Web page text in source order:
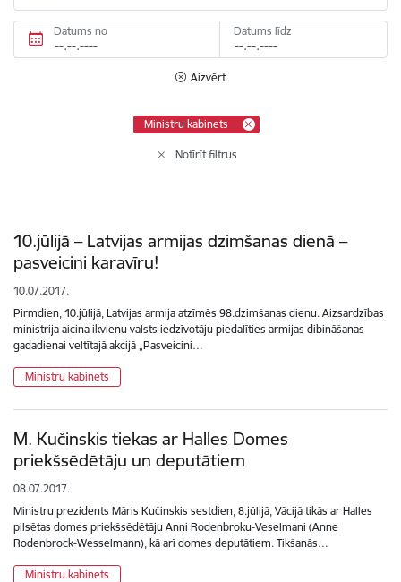
Datums no Datums līdz
Aizvērt
Ministru kabinets
Notīrīt filtrus
10.jūlijā – Latvijas armijas dzimšanas dienā –
pasveicini karavīru!
10.07.2017.
Pirmdien, 10.jūlijā, Latvijas armija atzīmēs 98.dzimšanas dienu. Aizsardzības
ministrija aicina ikvienu valsts iedzīvotāju piedalīties armijas dibināšanas
gadadienai veltītajā akcijā „Pasveicini…
Ministru kabinets
M. Kučinskis tiekas ar Halles Domes
priekšsēdētāju un deputātiem
08.07.2017.
Ministru prezidents Māris Kučinskis sestdien, 8.jūlijā, Vācijā tikās ar Halles
pilsētas domes priekšsēdētāju Anni Rodenbroku-Veselmani (Anne
Rodenbrock-Wesselmann), kā arī domes deputātiem. Tikšanās…
Ministru kabinets